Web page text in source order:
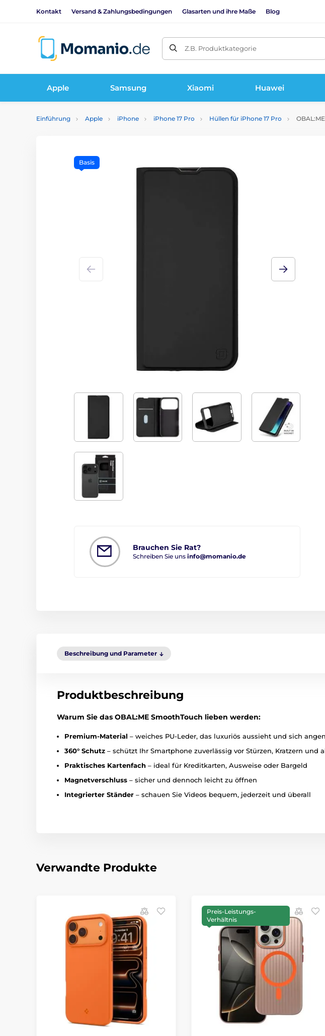
Kontakt Versand & Zahlungsbedingungen Glasarten und ihre Maße Blog
Z.B. Produktkategorie
Apple Samsung Xiaomi Huawei
Einführung Apple iPhone iPhone 17 Pro Hüllen für iPhone 17 Pro
Brauchen Sie Rat?
Schreiben Sie uns info@momanio.de
Basis
Beschreibung und Parameter
Produktbeschreibung
Warum Sie das OBAL:ME SmoothTouch lieben werden:
Premium-Material – weiches PU-Leder, das luxuriös aussieht und sich
360° Schutz – schützt Ihr Smartphone zuverlässig vor Stürzen, Kratzern und
Praktisches Kartenfach – ideal für Kreditkarten, Ausweise oder Bargeld
Magnetverschluss – sicher und dennoch leicht zu öffnen
Integrierter Ständer – schauen Sie Videos bequem, jederzeit und überall
Verwandte Produkte
Preis-Leistungs-
Verhältnis